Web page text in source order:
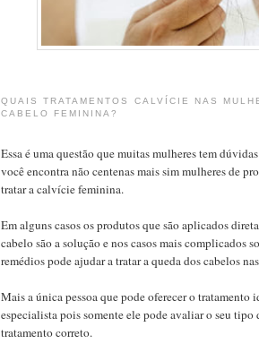
QUAIS TRATAMENTOS CALVÍCIE NAS
CABELO FEMININA?
Essa é uma questão que muitas mulheres tem
você encontra não centenas mais sim mulheres de
tratar a calvície feminina.
Em alguns casos os produtos que são aplicados
cabelo são a solução e nos casos mais complicados
remédios pode ajudar a tratar a queda dos cabelos
Mais a única pessoa que pode oferecer o tratamento
especialista pois somente ele pode avaliar o seu tipo
tratamento correto.